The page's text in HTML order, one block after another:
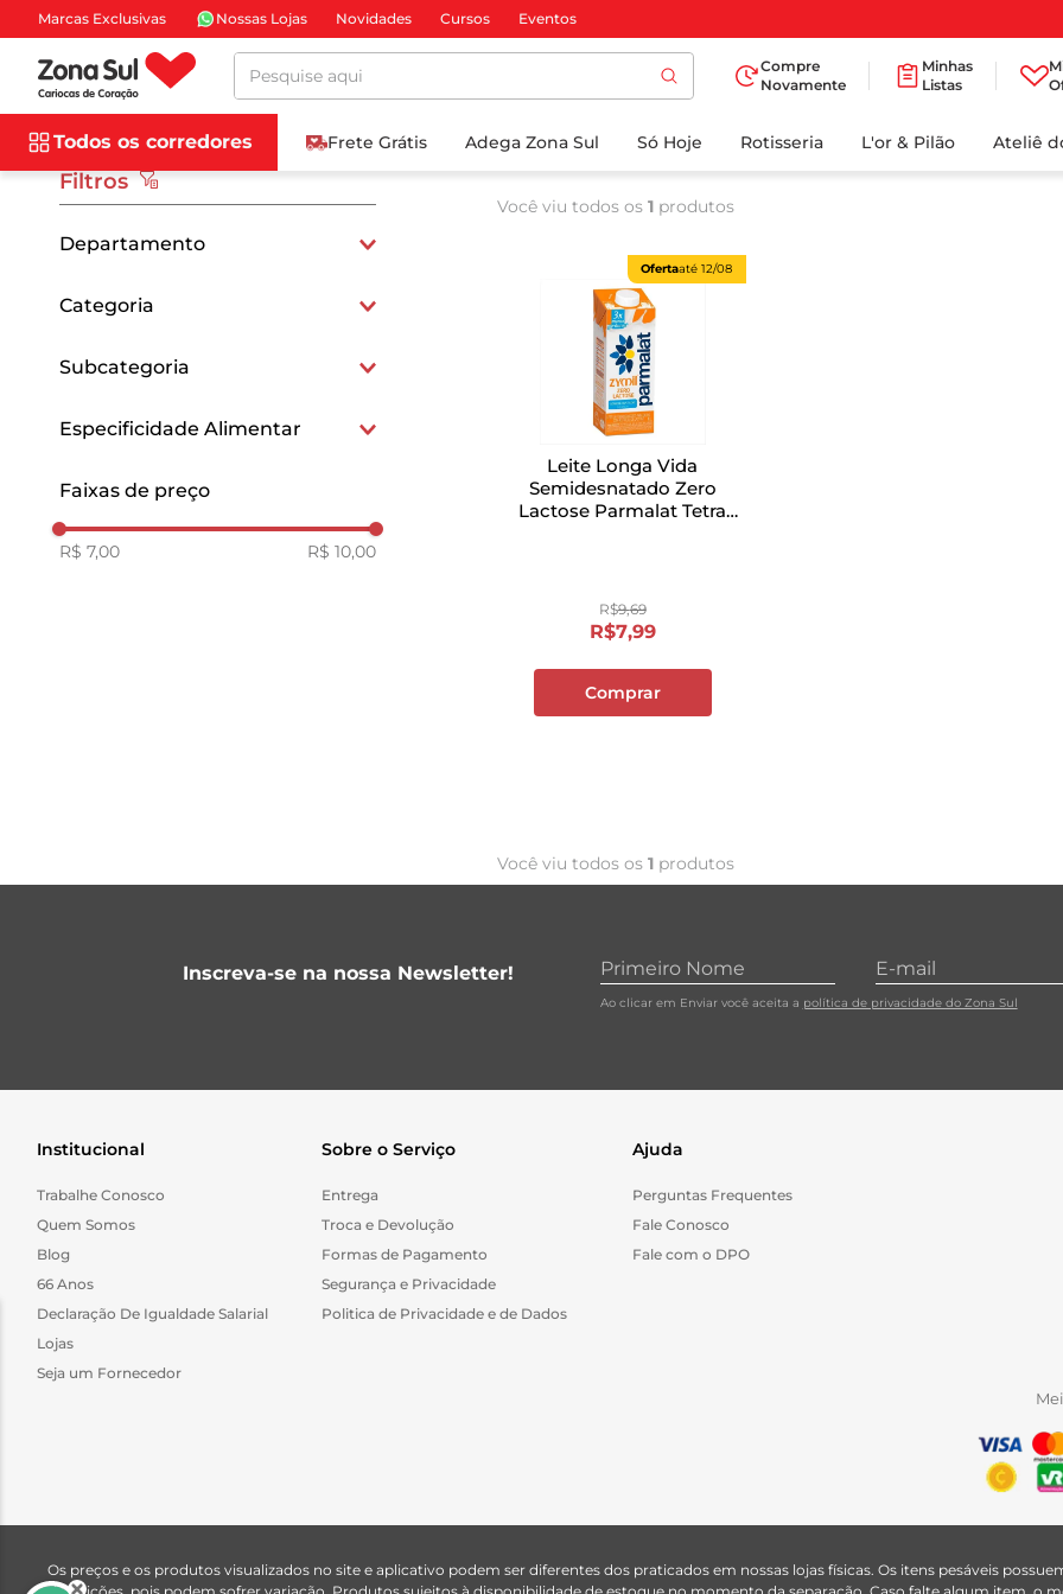
Marcas Exclusivas Nossas Lojas Novidades Cursos Eventos
Pesquise aqui
Compre
Novamente
Minhas
Listas
Todos os corredores Frete Grátis Adega Zona Sul Só Hoje Rotisseria L'or & Pilão Ateliê
Filtros
Departamento
Categoria
Subcategoria
Especificidade Alimentar
Faixas de preço
R$ 7,00 R$ 10,00
Você viu todos os1 produtos
Ofertaaté12/08
Leite Longa Vida
Semidesnatado Zero
Lactose Parmalat Tetra
R$9,69
R$7,99
Comprar
Você viu todos os1 produtos
Inscreva-se na nossa Newsletter!
Ao clicar em Enviar você aceita a política de privacidade do Zona Sul
Institucional
Trabalhe Conosco
Quem Somos
Blog
66 Anos
Declaração De Igualdade Salarial
Lojas
Seja um Fornecedor
Sobre o Serviço
Entrega
Troca e Devolução
Formas de Pagamento
Segurança e Privacidade
Politica de Privacidade e de Dados
Ajuda
Perguntas Frequentes
Fale Conosco
Fale com o DPO
Os preços e os produtos visualizados no site e aplicativo podem ser diferentes dos praticados em nossas lojas físicas. Os itens pesáveis
BUSCADOS
3º
9º